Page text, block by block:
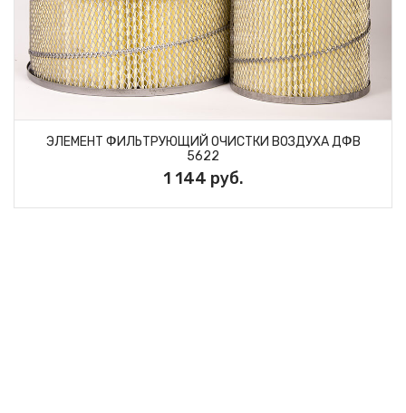
ЭЛЕМЕНТ ФИЛЬТРУЮЩИЙ ОЧИСТКИ ВОЗДУХА ДФВ
5622
1 144 руб.